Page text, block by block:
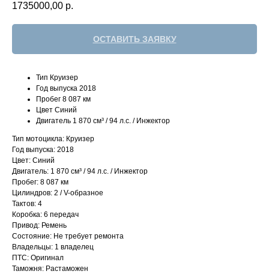
1735000,00 р.
ОСТАВИТЬ ЗАЯВКУ
Тип Круизер
Год выпуска 2018
Пробег 8 087 км
Цвет Синий
Двигатель 1 870 см³ / 94 л.с. / Инжектор
Тип мотоцикла: Круизер
Год выпуска: 2018
Цвет: Синий
Двигатель: 1 870 см³ / 94 л.с. / Инжектор
Пробег: 8 087 км
Цилиндров: 2 / V-образное
Тактов: 4
Коробка: 6 передач
Привод: Ремень
Состояние: Не требует ремонта
Владельцы: 1 владелец
ПТС: Оригинал
Таможня: Растаможен